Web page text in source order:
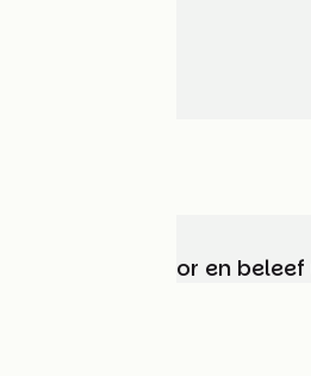
Kies, bereid voor en